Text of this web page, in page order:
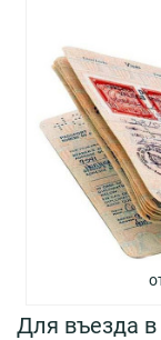
Для въезда